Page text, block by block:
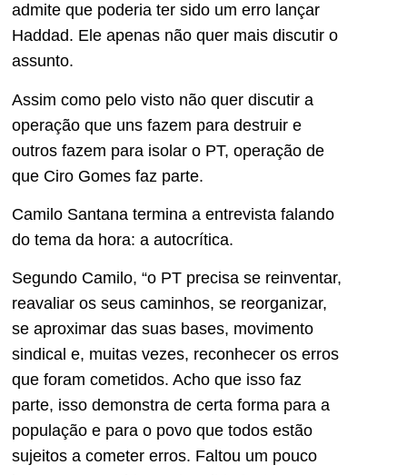
admite que poderia ter sido um erro lançar
Haddad. Ele apenas não quer mais discutir o
assunto.
Assim como pelo visto não quer discutir a
operação que uns fazem para destruir e
outros fazem para isolar o PT, operação de
que Ciro Gomes faz parte.
Camilo Santana termina a entrevista falando
do tema da hora: a autocrítica.
Segundo Camilo, “o PT precisa se reinventar,
reavaliar os seus caminhos, se reorganizar,
se aproximar das suas bases, movimento
sindical e, muitas vezes, reconhecer os erros
que foram cometidos. Acho que isso faz
parte, isso demonstra de certa forma para a
população e para o povo que todos estão
sujeitos a cometer erros. Faltou um pouco